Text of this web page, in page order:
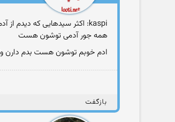
kaspi: اکثر سیدهایی که دیدم از آدمهای دیگه خبیث تر بودن
همه جور آدمی توشون هست
ادم خوبم توشون هست بدم دارن
بازگفت